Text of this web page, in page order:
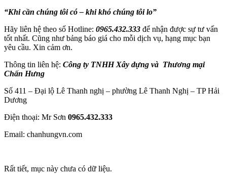
“Khi cần chúng tôi có – khi khó chúng tôi lo”
Hãy liên hệ theo số Hotline: 0965.432.333 để nhận được sự tư vấn
tốt nhất. Cũng như bảng báo giá cho mỗi dịch vụ, hạng mục bạn
yêu cầu. Xin cảm ơn.
Thông tin liên hệ: Công ty TNHH Xây dựng và Thương mại
Chấn Hưng
Số 411 – Đại lộ Lê Thanh nghị – phường Lê Thanh Nghị – TP Hải
Dương
Điện thoại: Mr Sơn 0965.432.333
Email: chanhungvn.com
Rất tiết, mục này chưa có dữ liệu.